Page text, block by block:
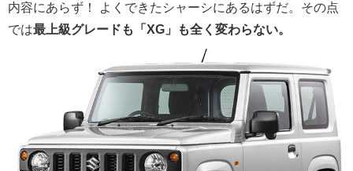
内容にあらず！ よくできたシャーシにあるはずだ。その点
では最上級グレードも「XG」も全く変わらない。